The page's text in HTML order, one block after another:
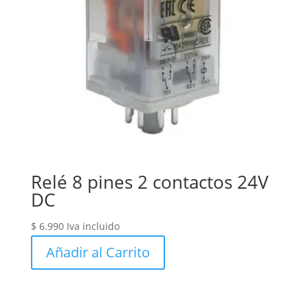
Relé 8 pines 2 contactos 24V
DC
$ 6.990 Iva incluido
Añadir al Carrito